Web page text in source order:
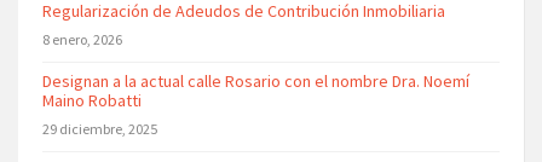
Regularización de Adeudos de Contribución Inmobiliaria
8 enero, 2026
Designan a la actual calle Rosario con el nombre Dra. Noemí
Maino Robatti
29 diciembre, 2025